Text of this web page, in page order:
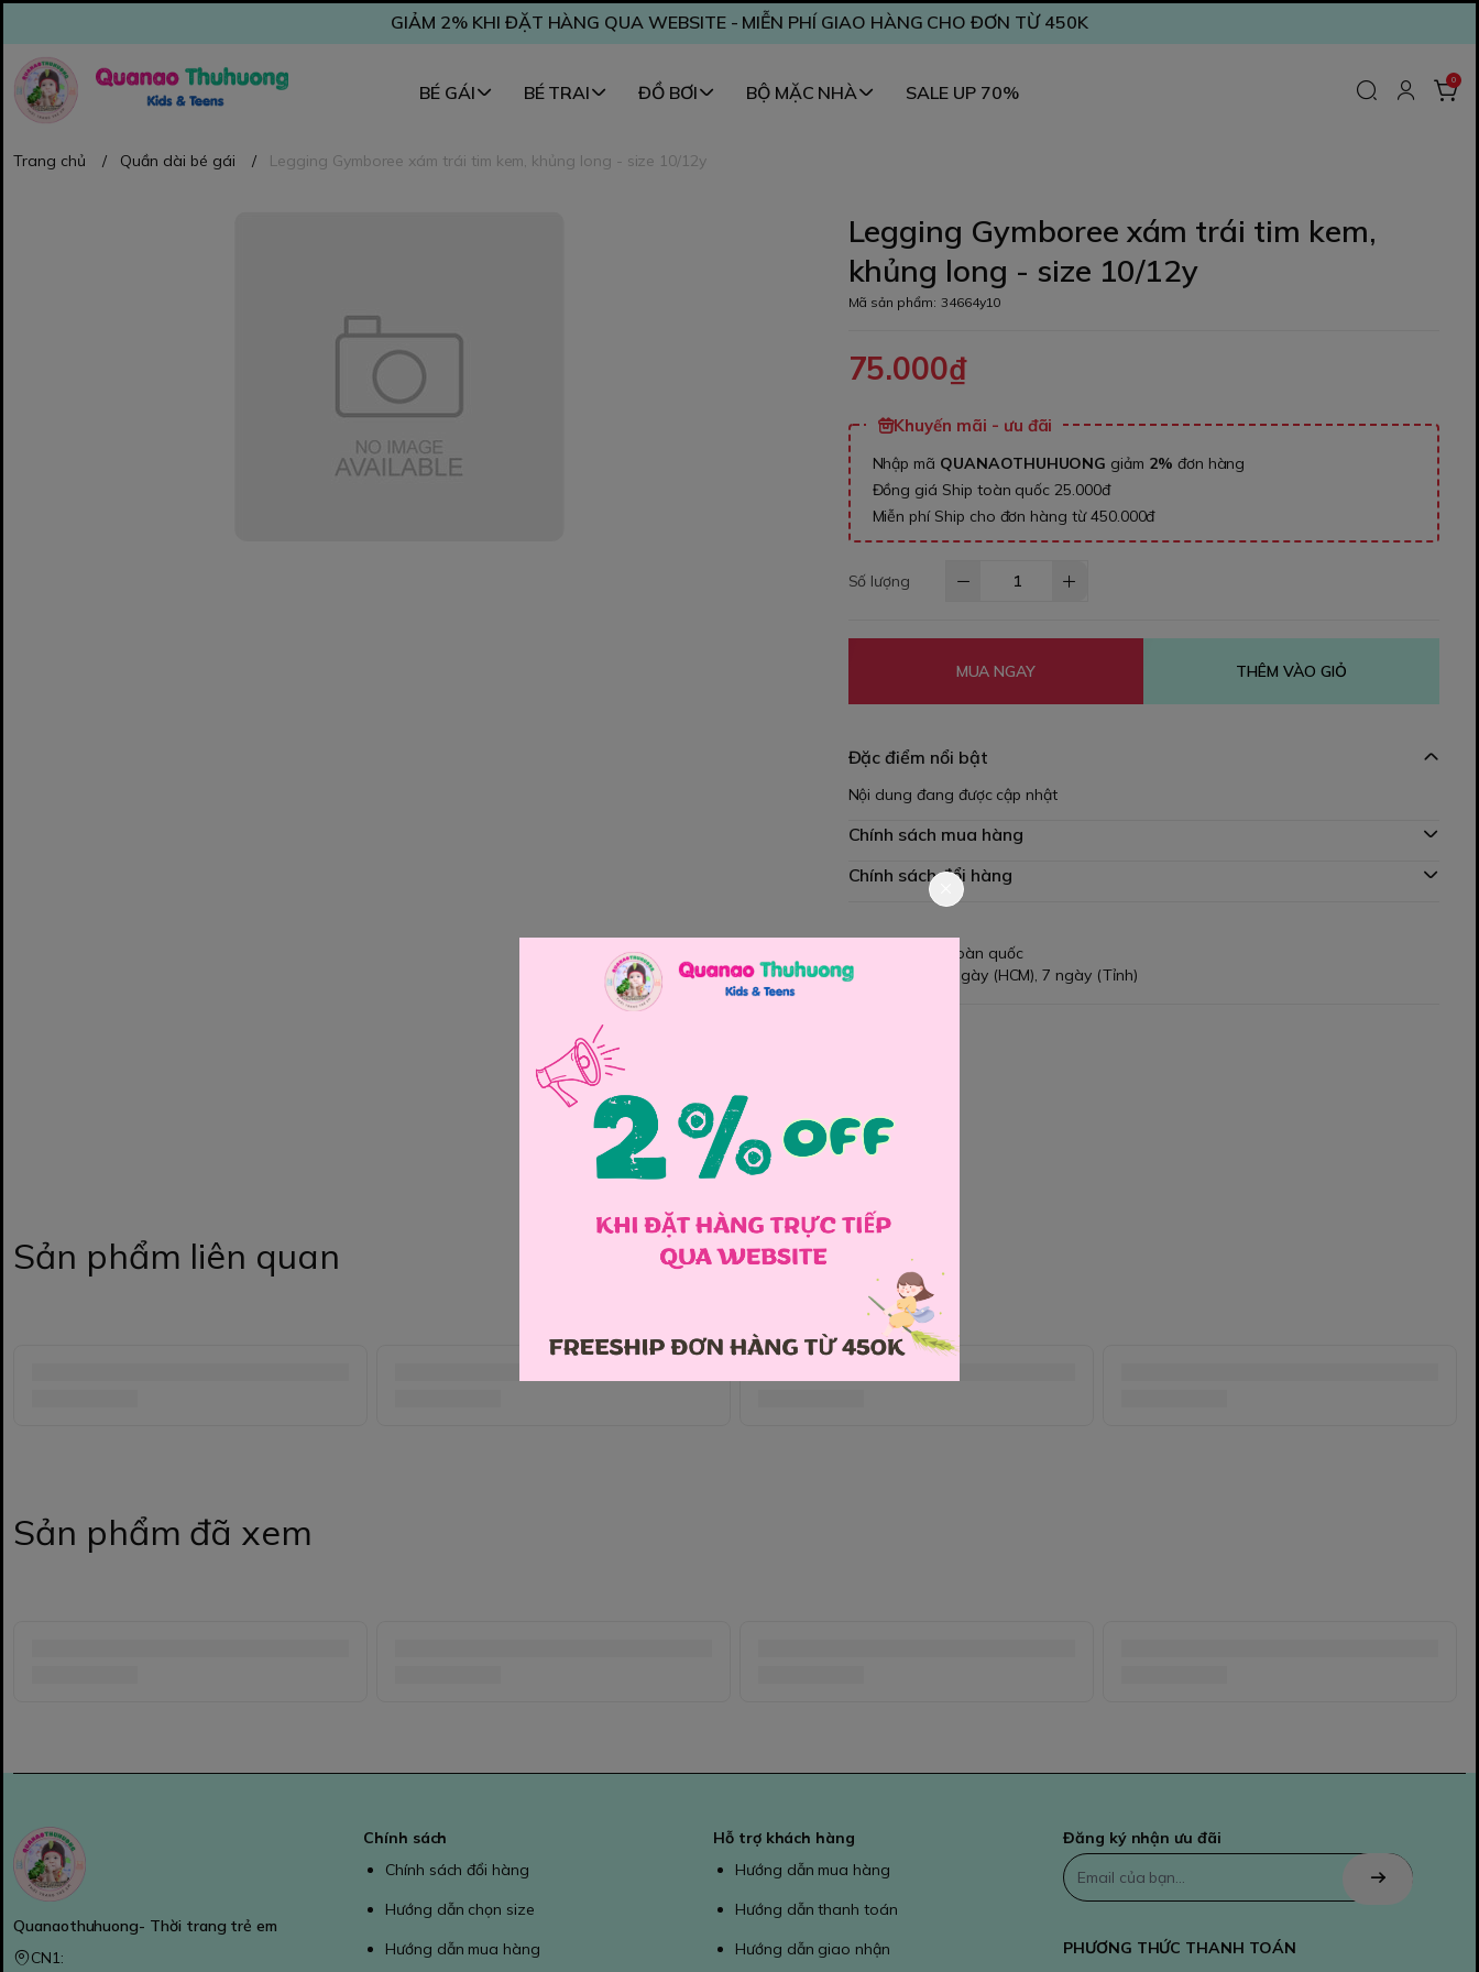
GIẢM 2% KHI ĐẶT HÀNG QUA WEBSITE - MIỄN PHÍ GIAO HÀNG CHO ĐƠN TỪ 450K
BÉ GÁI BÉ TRAI ĐỒ BƠI BỘ MẶC NHÀ SALE UP 70%
0
Trang chủ / Quần dài bé gái / Legging Gymboree xám trái tim kem, khủng long - size 10/12y
Legging Gymboree xám trái tim kem,
khủng long - size 10/12y
Mã sản phẩm: 34664y10
75.000₫
Khuyến mãi - ưu đãi
Nhập mã QUANAOTHUHUONG giảm 2% đơn hàng
Đồng giá Ship toàn quốc 25.000đ
Miễn phí Ship cho đơn hàng từ 450.000đ
Số lượng
MUA NGAY THÊM VÀO GIỎ
Đặc điểm nổi bật
Nội dung đang được cập nhật
Chính sách mua hàng
Chính sách đổi hàng
Giao hàng toàn quốc
Đổi hàng 3 ngày (HCM), 7 ngày (Tỉnh)
Sản phẩm liên quan
Sản phẩm đã xem
Quanaothuhuong- Thời trang trẻ em
CN1:
Chính sách
Chính sách đổi hàng
Hướng dẫn chọn size
Hướng dẫn mua hàng
Hỗ trợ khách hàng
Hướng dẫn mua hàng
Hướng dẫn thanh toán
Hướng dẫn giao nhận
Đăng ký nhận ưu đãi
PHƯƠNG THỨC THANH TOÁN